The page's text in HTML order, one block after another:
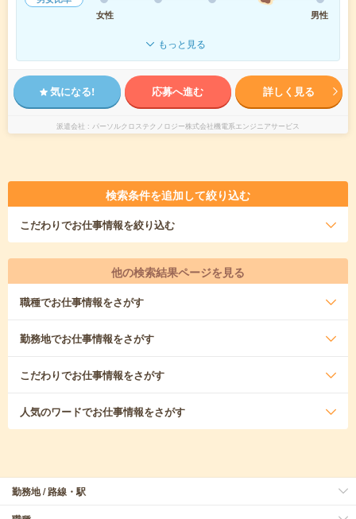
女性
男性
もっと見る
気になる! 応募へ進む 詳しく見る
派遣会社 パーソルクロステクノロジー株式会社機電系エンジニアサービス
検索条件を追加して絞り込む
こだわりでお仕事情報を絞り込む
他の検索結果ページを見る
職種でお仕事情報をさがす
勤務地でお仕事情報をさがす
こだわりでお仕事情報をさがす
人気のワードでお仕事情報をさがす
勤務地 / 路線・駅